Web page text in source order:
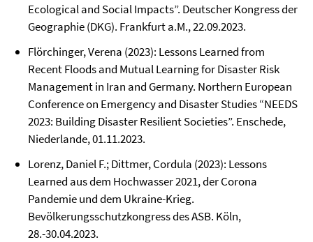
Ecological and Social Impacts”. Deutscher Kongress der
Geographie (DKG). Frankfurt a.M., 22.09.2023.
Flörchinger, Verena (2023): Lessons Learned from
Recent Floods and Mutual Learning for Disaster Risk
Management in Iran and Germany. Northern European
Conference on Emergency and Disaster Studies “NEEDS
2023: Building Disaster Resilient Societies”. Enschede,
Niederlande, 01.11.2023.
Lorenz, Daniel F.; Dittmer, Cordula (2023): Lessons
Learned aus dem Hochwasser 2021, der Corona
Pandemie und dem Ukraine-Krieg.
Bevölkerungsschutzkongress des ASB. Köln,
28.-30.04.2023.